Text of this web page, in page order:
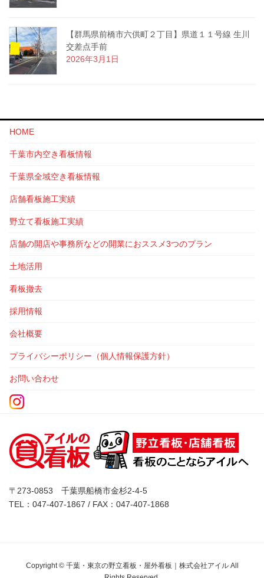
【群馬県前橋市六供町２丁目】県道１１号線 生川
交差点手前
2026年3月1日
HOME
千葉市内空き看板情報
千葉県全域空き看板情報
店舗看板施工実績
野立て看板施工実績
店舗の開店や事務所などの開業におススメ3つのプラン
土地活用
看板撤去
採用情報
会社概要
プライバシーポリシー（個人情報保護方針）
お問い合わせ
〒273-0853 千葉県船橋市金杉2-4-5
TEL：047-407-1867 / FAX：047-407-1868
Copyright © 千葉・東京の野立看板・屋外看板｜株式会社アイル All